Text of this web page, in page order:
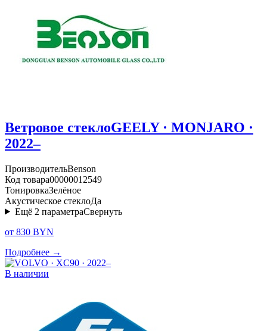
Ветровое стеклоGEELY · MONJARO ·
2022–
ПроизводительBenson
Код товара00000012549
ТонировкаЗелёное
Акустическое стеклоДа
Ещё 2 параметраСвернуть
от 830 BYN
Подробнее →
В наличии